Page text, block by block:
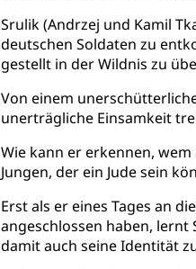
Srulik (Andrzej und Kamil
deutschen Soldaten zu
gestellt in der Wildnis zu
Von einem
unerträgliche Einsamkeit
Wie kann er erkennen,
Jungen, der ein Jude sein
Erst als er eines Tages an
angeschlossen haben,
damit auch seine Identität